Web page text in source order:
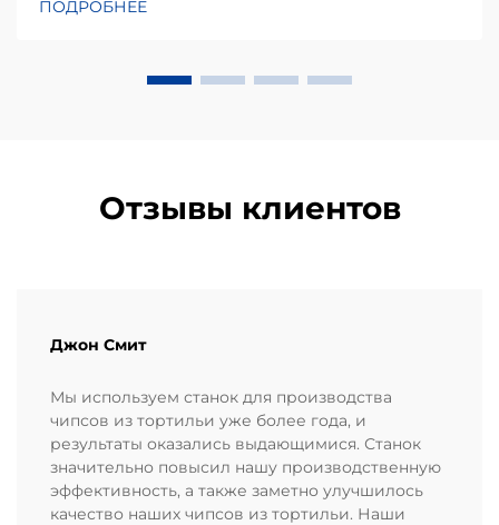
закусок, одним из наиболее недооцениваемых
ПОДРОБНЕЕ
Отзывы клиентов
Джон Смит
Мы используем станок для производства
чипсов из тортильи уже более года, и
результаты оказались выдающимися. Станок
значительно повысил нашу производственную
эффективность, а также заметно улучшилось
качество наших чипсов из тортильи. Наши